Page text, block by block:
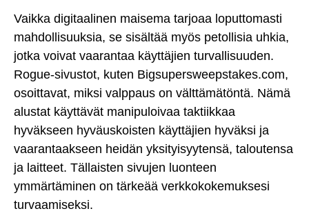
Vaikka digitaalinen maisema tarjoaa loputtomasti
mahdollisuuksia, se sisältää myös petollisia uhkia,
jotka voivat vaarantaa käyttäjien turvallisuuden.
Rogue-sivustot, kuten Bigsupersweepstakes.com,
osoittavat, miksi valppaus on välttämätöntä. Nämä
alustat käyttävät manipuloivaa taktiikkaa
hyväkseen hyväuskoisten käyttäjien hyväksi ja
vaarantaakseen heidän yksityisyytensä, taloutensa
ja laitteet. Tällaisten sivujen luonteen
ymmärtäminen on tärkeää verkkokokemuksesi
turvaamiseksi.